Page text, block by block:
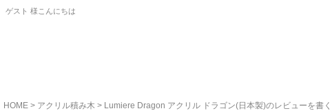
ゲスト 様こんにちは
HOME アクリル積み木 Lumiere Dragon アクリル ドラゴン(日本製)のレビューを書く